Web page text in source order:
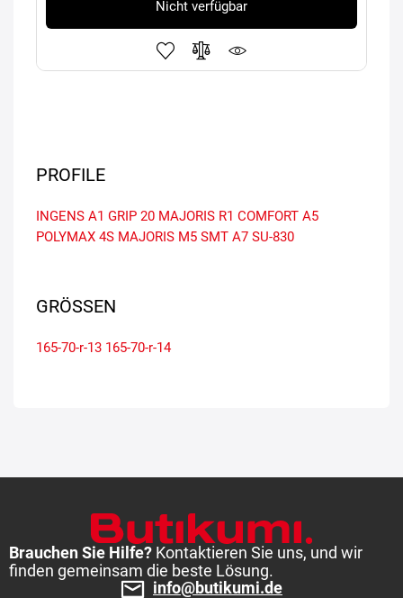
Nicht verfügbar
PROFILE
INGENS A1 GRIP 20 MAJORIS R1 COMFORT A5
POLYMAX 4S MAJORIS M5 SMT A7 SU-830
GRÖSSEN
165-70-r-13 165-70-r-14
Brauchen Sie Hilfe? Kontaktieren Sie uns, und wir
finden gemeinsam die beste Lösung.
info@butikumi.de